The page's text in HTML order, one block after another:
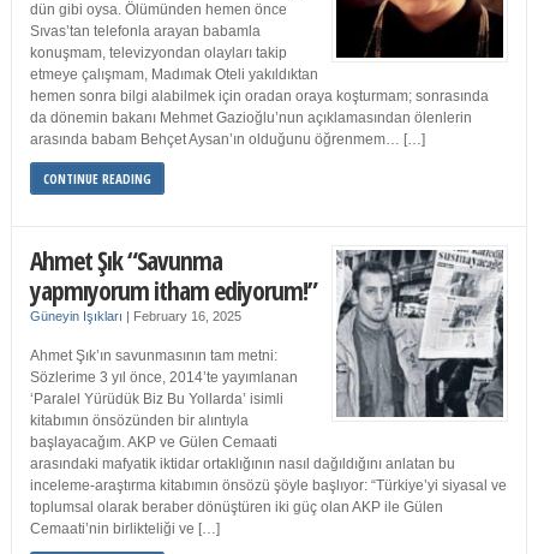
dün gibi oysa. Ölümünden hemen önce
Sıvas’tan telefonla arayan babamla
konuşmam, televizyondan olayları takip
etmeye çalışmam, Madımak Oteli yakıldıktan
hemen sonra bilgi alabilmek için oradan oraya koşturmam; sonrasında
da dönemin bakanı Mehmet Gazioğlu’nun açıklamasından ölenlerin
arasında babam Behçet Aysan’ın olduğunu öğrenmem… […]
CONTINUE READING
Ahmet Şık “Savunma
yapmıyorum itham ediyorum!”
Güneyin Işıkları | February 16, 2025
Ahmet Şık’ın savunmasının tam metni:
Sözlerime 3 yıl önce, 2014’te yayımlanan
‘Paralel Yürüdük Biz Bu Yollarda’ isimli
kitabımın önsözünden bir alıntıyla
başlayacağım. AKP ve Gülen Cemaati
arasındaki mafyatik iktidar ortaklığının nasıl dağıldığını anlatan bu
inceleme-araştırma kitabımın önsözü şöyle başlıyor: “Türkiye’yi siyasal ve
toplumsal olarak beraber dönüştüren iki güç olan AKP ile Gülen
Cemaati’nin birlikteliği ve […]